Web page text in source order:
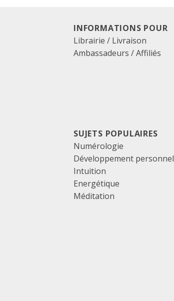
INFORMATIONS POUR
Librairie / Livraison
Ambassadeurs / Affiliés
SUJETS POPULAIRES
Numérologie
Développement personnel
Intuition
Energétique
Méditation